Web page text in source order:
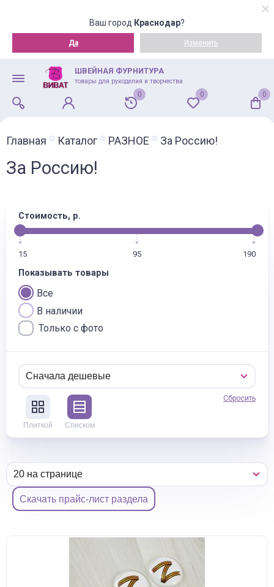
Ваш город Краснодар?
Да Изменить
ШВЕЙНАЯ ФУРНИТУРА
товары для рукоделия и творчества
0 0 0
Главная Каталог РАЗНОЕ За Россию!
За Россию!
Стоимость, р.
15 95 190
Показывать товары
Все
В наличии
Только с фото
Плиткой Списком
Сбросить
Скачать прайс-лист раздела